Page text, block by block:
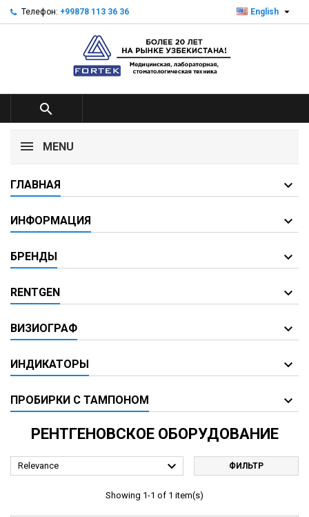
Телефон: +99878 113 36 36 English 

MENU
ГЛАВНАЯ
ИНФОРМАЦИЯ
БРЕНДЫ
RENTGEN
ВИЗИОГРАФ
ИНДИКАТОРЫ
ПРОБИРКИ С ТАМПОНОМ
РЕНТГЕНОВСКОЕ ОБОРУДОВАНИЕ
Relevance  ФИЛЬТР
Showing 1-1 of 1 item(s)